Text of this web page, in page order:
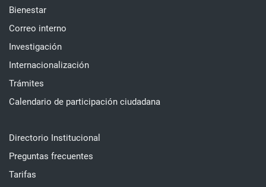
Bienestar
Correo interno
Investigación
Internacionalización
Trámites
Calendario de participación ciudadana
Directorio Institucional
Preguntas frecuentes
Tarifas